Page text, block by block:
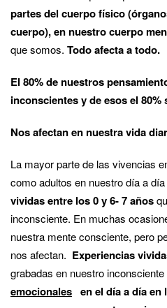
partes del cuerpo físico
cuerpo), en nuestro cuerpo
que somos. Todo afecta a todo.
El 80% de nuestros
inconscientes y de esos el 80%
Nos afectan en nuestra vida
La mayor parte de las vivencias
como adultos en nuestro día a
vividas entre los 0 y 6- 7 años
inconsciente. En muchas
nuestra mente consciente, pero
nos afectan. Experiencias
grabadas en nuestro inconsciente
emocionales en el día a día en